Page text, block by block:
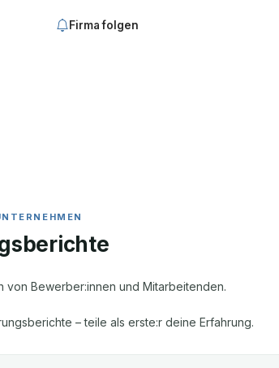
Firma folgen
von Bewerber:innen und Mitarbeitenden.
– teile als erste:r deine Erfahrung.